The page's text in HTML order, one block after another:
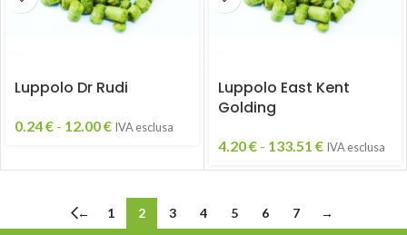
Luppolo Dr Rudi
0.24€ - 12.00€ IVA esclusa
Luppolo East Kent
Golding
4.20€ - 133.51 € IVA esclusa
← 1 2 3 4 5 6 7 →